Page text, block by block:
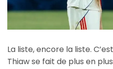
La liste, encore la liste.
Thiaw se fait de plus en